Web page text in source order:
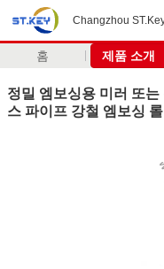
Changzhou
홈 제품 소개
정밀 엠보싱용 미러 또
스 파이프 강철 엠보싱